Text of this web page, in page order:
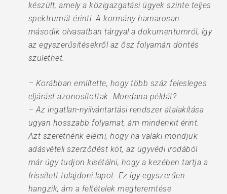
készült, amely a közigazgatási ügyek szinte teljes
spektrumát érinti. A kormány hamarosan
második olvasatban tárgyal a dokumentumról, így
az egyszerűsítésekről az ősz folyamán döntés
születhet.
– Korábban említette, hogy több száz felesleges
eljárást azonosítottak. Mondana példát?
– Az ingatlan-nyilvántartási rendszer átalakítása
ugyan hosszabb folyamat, ám mindenkit érint.
Azt szeretnénk elérni, hogy ha valaki mondjuk
adásvételi szerződést köt, az ügyvédi irodából
már úgy tudjon kisétálni, hogy a kezében tartja a
frissített tulajdoni lapot. Ez így egyszerűen
hangzik, ám a feltételek megteremtése